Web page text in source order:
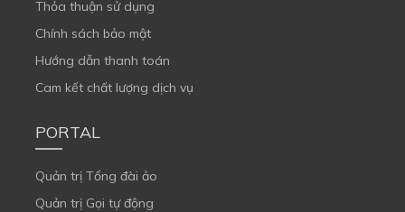
Thỏa thuận sử dụng
Chính sách bảo mật
Hướng dẫn thanh toán
Cam kết chất lượng dịch vụ
PORTAL
Quản trị Tổng đài ảo
Quản trị Gọi tự động